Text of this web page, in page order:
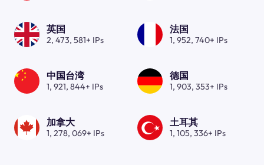
英国
2, 473, 581+ IPs
法国
1, 952, 740+ IPs
中国台湾
1, 921, 844+ IPs
德国
1, 903, 353+ IPs
加拿大
1, 278, 069+ IPs
土耳其
1, 105, 336+ IPs